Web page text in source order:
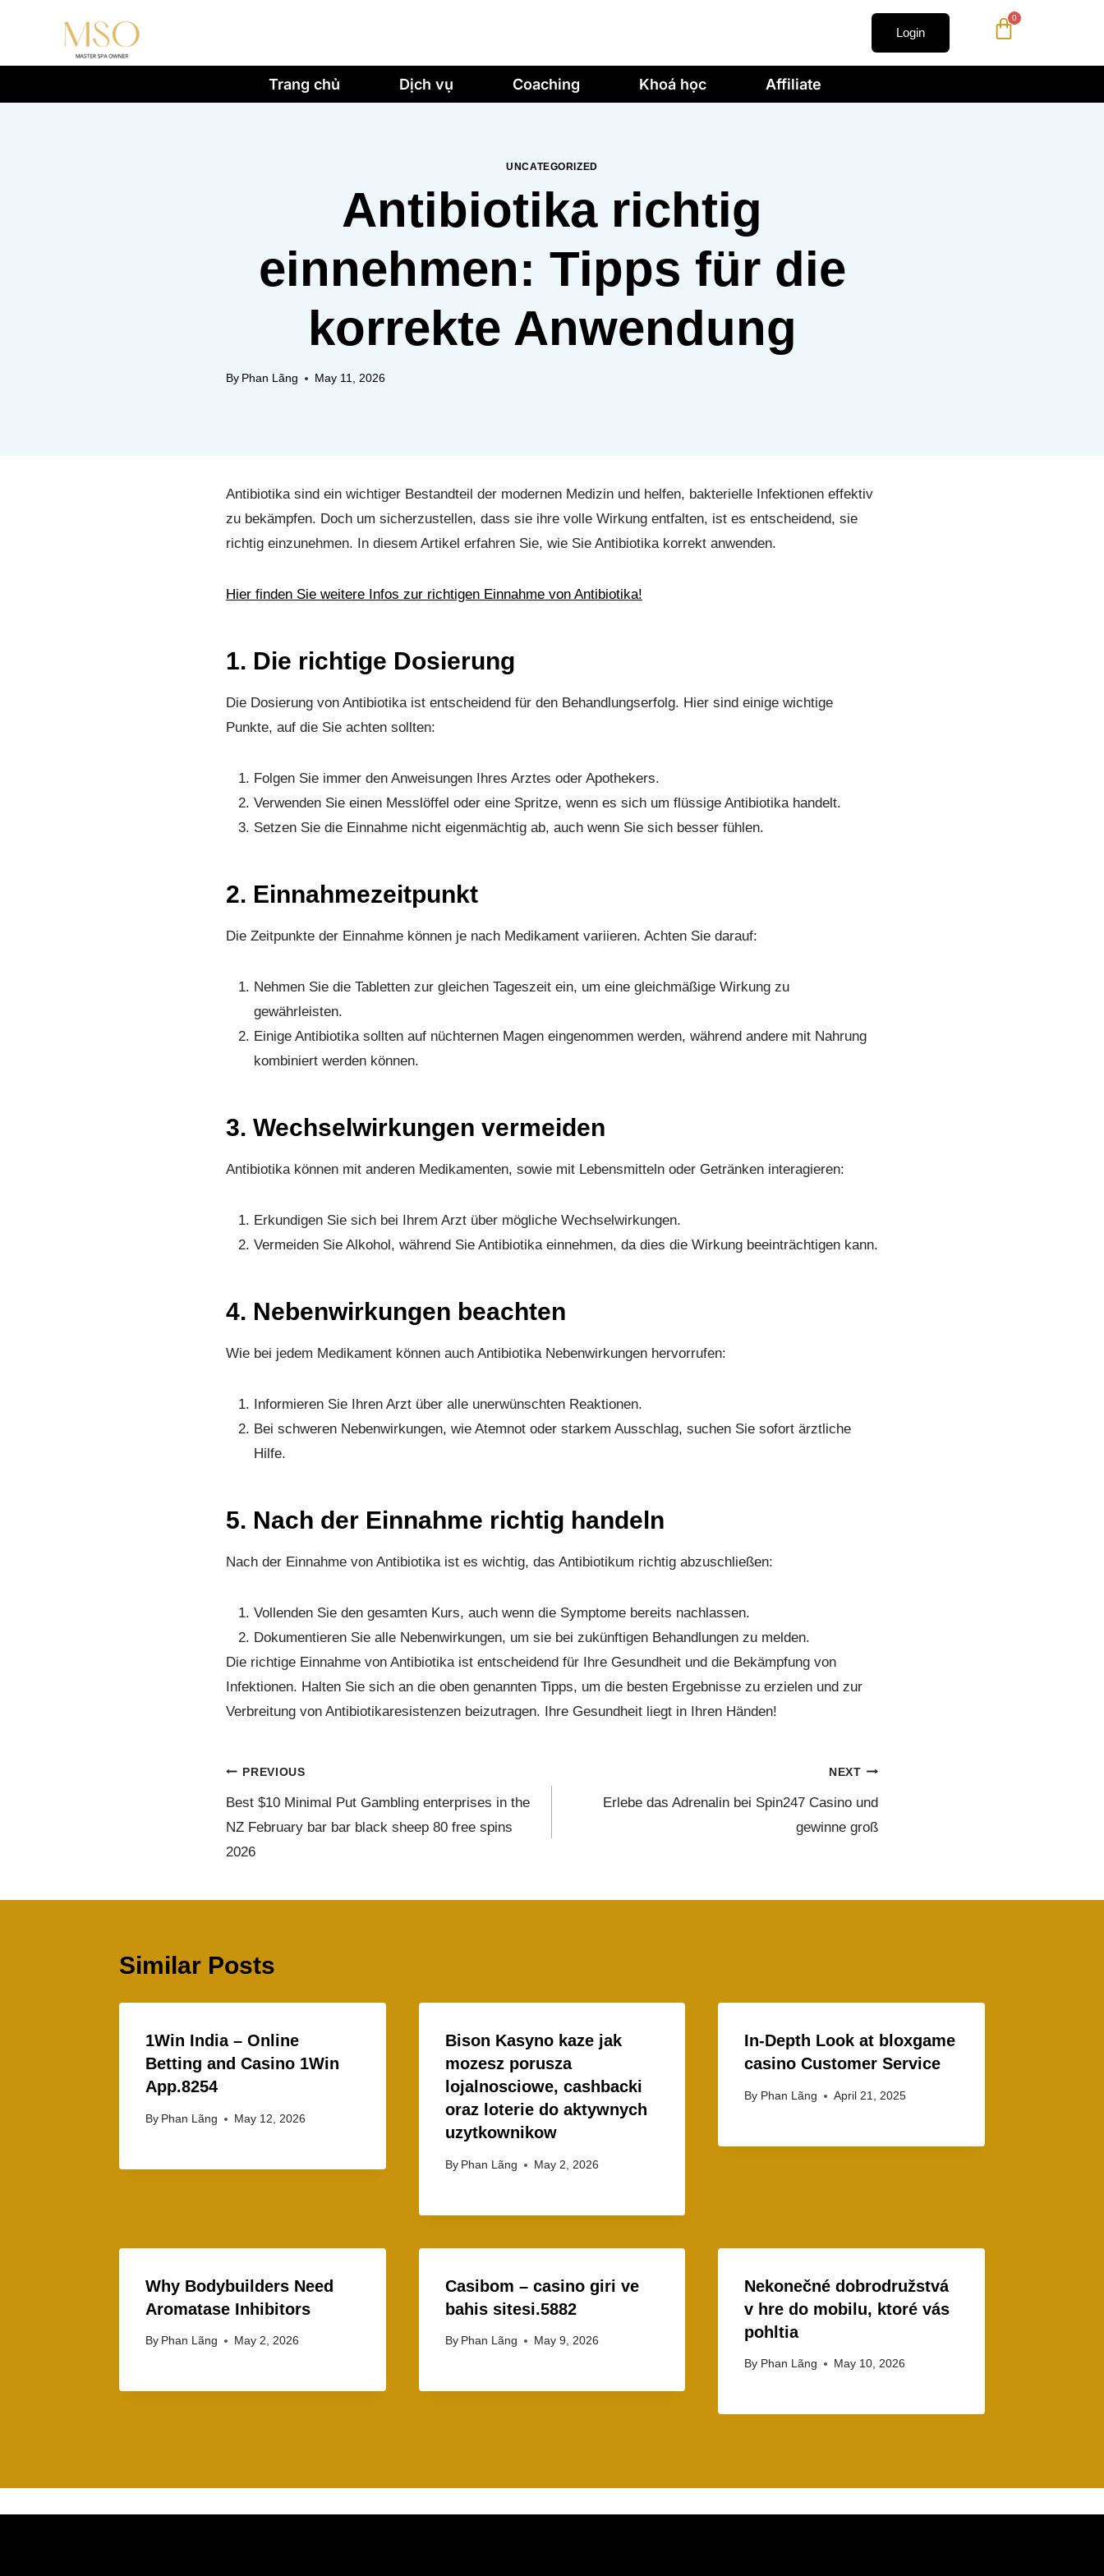
Login
0
Trang chủ Dịch vụ Coaching Khoá học Affiliate
UNCATEGORIZED
Antibiotika richtig
einnehmen: Tipps für die
korrekte Anwendung
By Phan Lãng May 11, 2026
Antibiotika sind ein wichtiger Bestandteil der modernen Medizin und helfen, bakterielle Infektionen effektiv
zu bekämpfen. Doch um sicherzustellen, dass sie ihre volle Wirkung entfalten, ist es entscheidend, sie
richtig einzunehmen. In diesem Artikel erfahren Sie, wie Sie Antibiotika korrekt anwenden.
Hier finden Sie weitere Infos zur richtigen Einnahme von Antibiotika!
1. Die richtige Dosierung
Die Dosierung von Antibiotika ist entscheidend für den Behandlungserfolg. Hier sind einige wichtige
Punkte, auf die Sie achten sollten:
Folgen Sie immer den Anweisungen Ihres Arztes oder Apothekers.
Verwenden Sie einen Messlöffel oder eine Spritze, wenn es sich um flüssige Antibiotika handelt.
Setzen Sie die Einnahme nicht eigenmächtig ab, auch wenn Sie sich besser fühlen.
2. Einnahmezeitpunkt
Die Zeitpunkte der Einnahme können je nach Medikament variieren. Achten Sie darauf:
Nehmen Sie die Tabletten zur gleichen Tageszeit ein, um eine gleichmäßige Wirkung zu
gewährleisten.
Einige Antibiotika sollten auf nüchternen Magen eingenommen werden, während andere mit Nahrung
kombiniert werden können.
3. Wechselwirkungen vermeiden
Antibiotika können mit anderen Medikamenten, sowie mit Lebensmitteln oder Getränken interagieren:
Erkundigen Sie sich bei Ihrem Arzt über mögliche Wechselwirkungen.
Vermeiden Sie Alkohol, während Sie Antibiotika einnehmen, da dies die Wirkung beeinträchtigen kann.
4. Nebenwirkungen beachten
Wie bei jedem Medikament können auch Antibiotika Nebenwirkungen hervorrufen:
Informieren Sie Ihren Arzt über alle unerwünschten Reaktionen.
Bei schweren Nebenwirkungen, wie Atemnot oder starkem Ausschlag, suchen Sie sofort ärztliche
Hilfe.
5. Nach der Einnahme richtig handeln
Nach der Einnahme von Antibiotika ist es wichtig, das Antibiotikum richtig abzuschließen:
Vollenden Sie den gesamten Kurs, auch wenn die Symptome bereits nachlassen.
Dokumentieren Sie alle Nebenwirkungen, um sie bei zukünftigen Behandlungen zu melden.
Die richtige Einnahme von Antibiotika ist entscheidend für Ihre Gesundheit und die Bekämpfung von
Infektionen. Halten Sie sich an die oben genannten Tipps, um die besten Ergebnisse zu erzielen und zur
Verbreitung von Antibiotikaresistenzen beizutragen. Ihre Gesundheit liegt in Ihren Händen!
PREVIOUS
Best $10 Minimal Put Gambling enterprises in the
NZ February bar bar black sheep 80 free spins
2026
NEXT
Erlebe das Adrenalin bei Spin247 Casino und
gewinne groß
Similar Posts
1Win India – Online
Betting and Casino 1Win
App.8254
By Phan Lãng May 12, 2026
Bison Kasyno kaze jak
mozesz porusza
lojalnosciowe, cashbacki
oraz loterie do aktywnych
uzytkownikow
By Phan Lãng May 2, 2026
In-Depth Look at bloxgame
casino Customer Service
By Phan Lãng April 21, 2025
Why Bodybuilders Need
Aromatase Inhibitors
By Phan Lãng May 2, 2026
Casibom – casino giri ve
bahis sitesi.5882
By Phan Lãng May 9, 2026
Nekonečné dobrodružstvá
v hre do mobilu, ktoré vás
pohltia
By Phan Lãng May 10, 2026